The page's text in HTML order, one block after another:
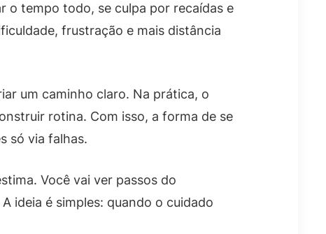
o tempo todo, se culpa por recaídas e
frustração e mais distância
um caminho claro. Na prática, o
rotina. Com isso, a forma de se
só via falhas.
Você vai ver passos do
ideia é simples: quando o cuidado